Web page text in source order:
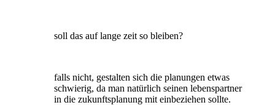
soll das auf lange zeit so bleiben?
falls nicht, gestalten sich die planungen etwas
schwierig, da man natürlich seinen lebenspartner
in die zukunftsplanung mit einbeziehen sollte.